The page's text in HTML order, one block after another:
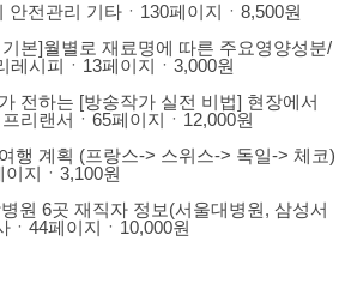
안전관리 기타ㆍ130페이지ㆍ 8,500원
본]월별로 재료명에 따른 주요영양성분/
레시피ㆍ13페이지ㆍ 3,000원
전하는 [방송작가 실전 비법] 현장에서
프리랜서ㆍ65페이지ㆍ 12,000원
행 계획 (프랑스-> 스위스-> 독일-> 체코)
지ㆍ 3,100원
원 6곳 재직자 정보(서울대병원, 삼성서
ㆍ44페이지ㆍ 10,000원
5분 완성!